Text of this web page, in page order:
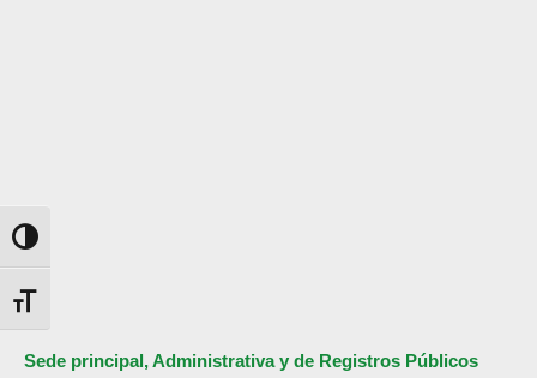
Alternar alto contraste
Alternar tamaño de letra
Sede principal, Administrativa y de Registros Públicos